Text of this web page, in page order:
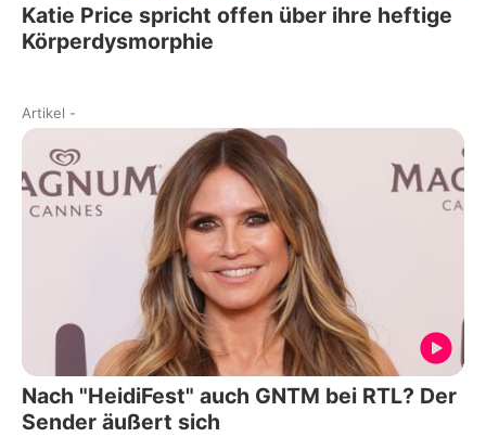
Katie Price spricht offen über ihre heftige
Körperdysmorphie
Artikel -
Nach "HeidiFest" auch GNTM bei RTL? Der
Sender äußert sich